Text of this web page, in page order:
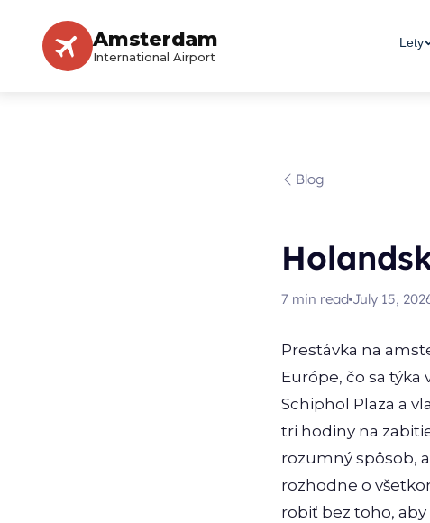
Amsterdam
International Airport
Lety
Blog
7 min read July 15,
Prestávka na
Európe, čo sa
Schiphol Plaza a
tri hodiny na
rozumný spôsob,
rozhodne o
robiť bez toho,